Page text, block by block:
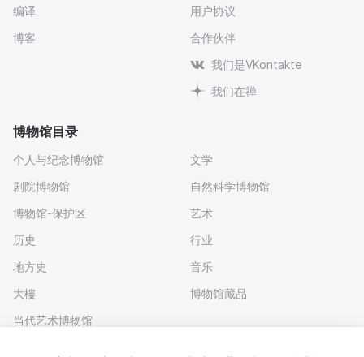
编译
博客
用户协议
合作伙伴
我们是VKontakte
我们在禅
博物馆目录
个人与纪念博物馆
剧院博物馆
博物馆-保护区
历史
地方史
大樓
当代艺术博物馆
文学
自然科学博物馆
艺术
行业
音乐
博物馆藏品